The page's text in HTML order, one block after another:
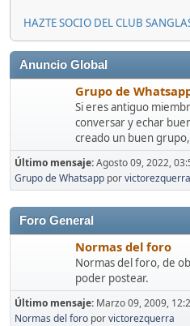
HAZTE SOCIO DEL CLUB
Anuncio Global
Grupo de
Si eres antiguo
conversar y echar
creado un buen
Último mensaje:Agosto 09, 2022,
Grupo de Whatsapp porvictorezquerra
Foro General
Normas del foro
Normas del foro, de
poder postear.
Último mensaje: Marzo 09, 2009,
Normas del foro porvictorezquerra